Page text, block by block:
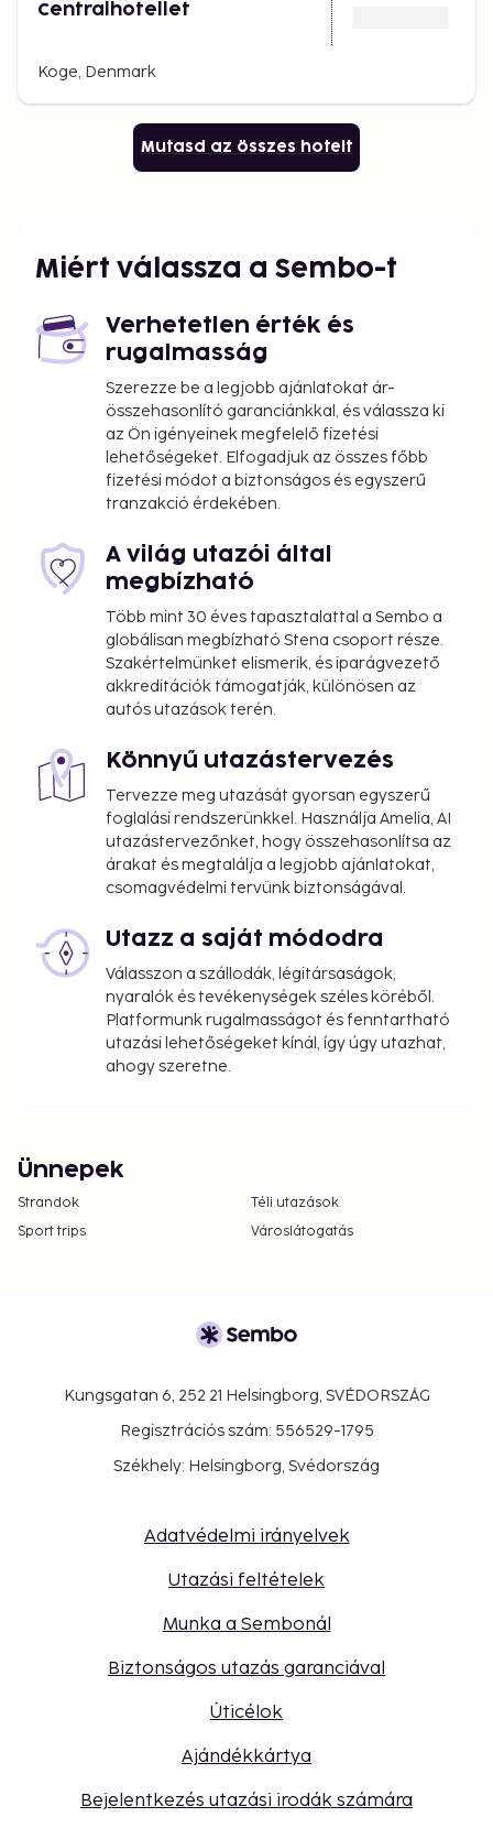
Centralhotellet
Koge, Denmark
Mutasd az összes hotelt
Miért válassza a Sembo-t
Verhetetlen érték és
rugalmasság
Szerezze be a legjobb ajánlatokat ár-
összehasonlító garanciánkkal, és válassza ki
az Ön igényeinek megfelelő fizetési
lehetőségeket. Elfogadjuk az összes főbb
fizetési módot a biztonságos és egyszerű
tranzakció érdekében.
A világ utazói által
megbízható
Több mint 30 éves tapasztalattal a Sembo a
globálisan megbízható Stena csoport része.
Szakértelmünket elismerik, és iparágvezető
akkreditációk támogatják, különösen az
autós utazások terén.
Könnyű utazástervezés
Tervezze meg utazását gyorsan egyszerű
foglalási rendszerünkkel. Használja Amelia, AI
utazástervezőnket, hogy összehasonlítsa az
árakat és megtalálja a legjobb ajánlatokat,
csomagvédelmi tervünk biztonságával.
Utazz a saját módodra
Válasszon a szállodák, légitársaságok,
nyaralók és tevékenységek széles köréből.
Platformunk rugalmasságot és fenntartható
utazási lehetőségeket kínál, így úgy utazhat,
ahogy szeretne.
Ünnepek
Strandok
Téli utazások
Sport trips
Városlátogatás
Kungsgatan 6, 252 21 Helsingborg, SVÉDORSZÁG
Regisztrációs szám: 556529-1795
Székhely: Helsingborg, Svédország
Adatvédelmi irányelvek
Utazási feltételek
Munka a Sembonál
Biztonságos utazás garanciával
Úticélok
Ajándékkártya
Bejelentkezés utazási irodák számára